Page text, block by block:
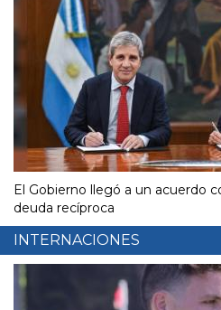
El Gobierno llegó a un acuerdo
deuda recíproca
INTERNACIONES